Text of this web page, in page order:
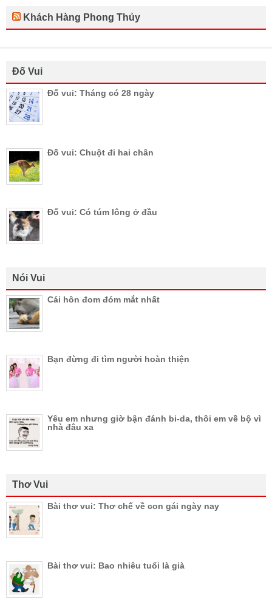
Khách Hàng Phong Thủy
Đố Vui
Đố vui: Tháng có 28 ngày
Đố vui: Chuột đi hai chân
Đố vui: Có túm lông ở đầu
Nói Vui
Cái hôn đom đóm mắt nhất
Bạn đừng đi tìm người hoàn thiện
Yêu em nhưng giờ bận đánh bi-da, thôi em về bộ vì
nhà đâu xa
Thơ Vui
Bài thơ vui: Thơ chế về con gái ngày nay
Bài thơ vui: Bao nhiêu tuổi là già